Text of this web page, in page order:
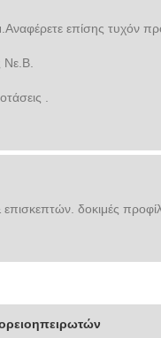
επίσης τυχόν
Νε.Β.
.
δοκιμές